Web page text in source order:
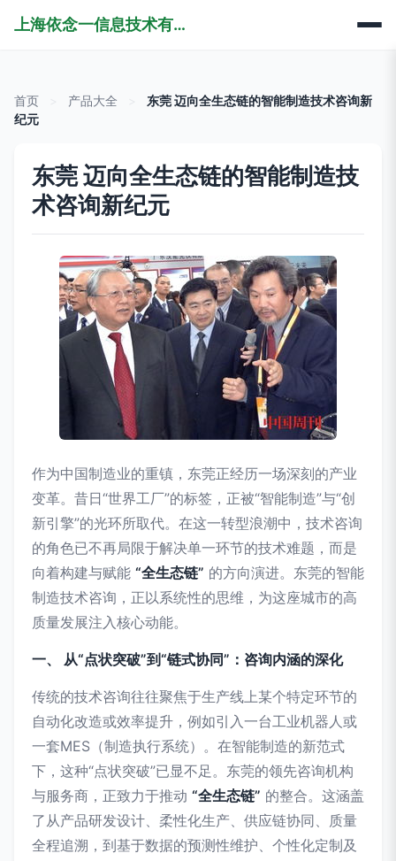
上海依念一信息技术有限公司
首页 产品大全
东莞 迈向全生态链的智能制造技术咨询新
纪元
东莞 迈向全生态链的智能制造技
术咨询新纪元
作为中国制造业的重镇，东莞正经历一场深刻的产业
变革。昔日“世界工厂”的标签，正被“智能制造”与“创
新引擎”的光环所取代。在这一转型浪潮中，技术咨询
的角色已不再局限于解决单一环节的技术难题，而是
向着构建与赋能 “全生态链” 的方向演进。东莞的智能
制造技术咨询，正以系统性的思维，为这座城市的高
质量发展注入核心动能。
一、 从“点状突破”到“链式协同”：咨询内涵的深化
传统的技术咨询往往聚焦于生产线上某个特定环节的
自动化改造或效率提升，例如引入一台工业机器人或
一套MES（制造执行系统）。在智能制造的新范式
下，这种“点状突破”已显不足。东莞的领先咨询机构
与服务商，正致力于推动 “全生态链” 的整合。这涵盖
了从产品研发设计、柔性化生产、供应链协同、质量
全程追溯，到基于数据的预测性维护、个性化定制及